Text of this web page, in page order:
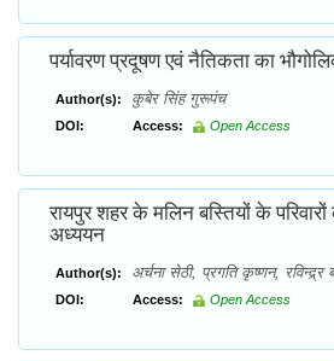
पर्यावरण प्रदूषण एवं नैतिकता का
Author(s): कुबेर सिंह गुरूपंच
DOI: Access: Open Access
रायपुर शहर के मलिन बस्तियों के
अध्ययन
Author(s): अर्चना सेठी, प्रगति कृष्णन, रविन्द्र्र
DOI: Access: Open Access